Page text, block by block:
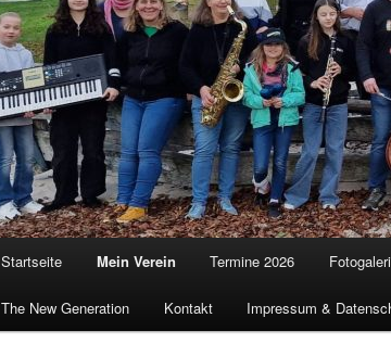
Startseite Mein Verein Termine 2026
The New Generation Kontakt Impressum &